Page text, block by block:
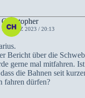
Christopher
1. MÄRZ 2023 / 20:13
Bericht über die
gerne mal mitfahren. Ist
die Bahnen seit
fahren dürfen?